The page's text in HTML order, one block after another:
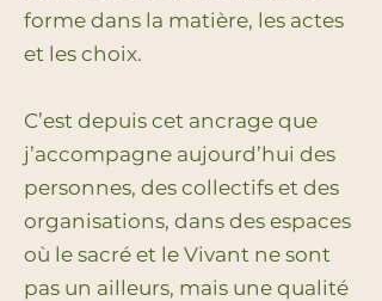
forme dans la matière, les actes
et les choix.
C’est depuis cet ancrage que
j’accompagne aujourd’hui des
personnes, des collectifs et des
organisations, dans des espaces
où le sacré et le Vivant ne sont
pas un ailleurs, mais une qualité